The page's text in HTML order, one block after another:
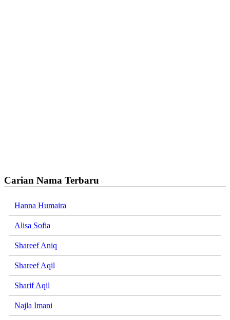
Carian Nama Terbaru
Hanna Humaira
Alisa Sofia
Shareef Aniq
Shareef Aqil
Sharif Aqil
Najla Imani